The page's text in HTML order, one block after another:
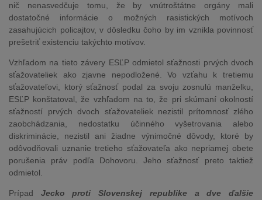
nič nenasvedčuje tomu, že by vnútroštátne orgány mali
dostatočné informácie o možných rasistických motívoch
zasahujúcich policajtov, v dôsledku čoho by im vznikla povinnosť
prešetriť existenciu takýchto motívov.
Vzhľadom na tieto závery ESĽP odmietol sťažnosti prvých dvoch
sťažovateliek ako zjavne nepodložené. Vo vzťahu k tretiemu
sťažovateľovi, ktorý sťažnosť podal za svoju zosnulú manželku,
ESĽP konštatoval, že vzhľadom na to, že pri skúmaní okolností
sťažností prvých dvoch sťažovateliek nezistil prítomnosť zlého
zaobchádzania, nedostatku účinného vyšetrovania alebo
diskriminácie, nezistil ani žiadne výnimočné dôvody, ktoré by
odôvodňovali uznanie tretieho sťažovateľa ako nepriamej obete
porušenia práv podľa Dohovoru. Jeho sťažnosť preto taktiež
odmietol.
Prípad Jeckoproti Slovenskej republike a dve ďalšie